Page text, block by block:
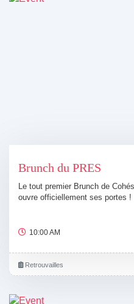
Brunch du PRES
Le tout premier Brunch de
ouvre officiellement ses portes !
10:00 AM
Retrouvailles